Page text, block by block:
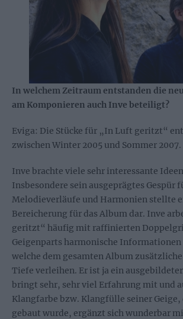
In welchem Zeitraum entstanden die
am Komponieren auch Inve beteiligt?
Eviga: Die Stücke für „In Luft geritzt“
zwischen Winter 2005 und Sommer 2007.
Inve brachte viele sehr interessante
Insbesondere sein ausgeprägtes Gespür
Melodieverläufe und Harmonien stellte
Bereicherung für das Album dar. Inve
geritzt“ häufig mit raffinierten
Geigenparts harmonische
welche dem gesamten Album
Tiefe verleihen. Er ist ja ein
bringt sehr, sehr viel Erfahrung mit und
Klangfarbe bzw. Klangfülle seiner Geige,
gebaut wurde, ergänzt sich wunderbar